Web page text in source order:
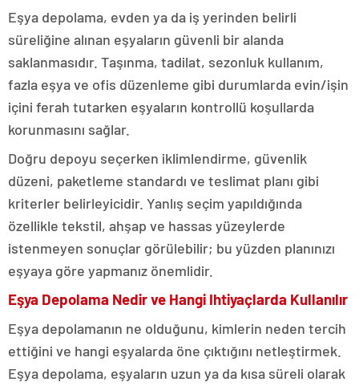
Eşya depolama, evden ya da iş yerinden belirli
süreliğine alınan eşyaların güvenli bir alanda
saklanmasıdır. Taşınma, tadilat, sezonluk kullanım,
fazla eşya ve ofis düzenleme gibi durumlarda evin/işin
içini ferah tutarken eşyaların kontrollü koşullarda
korunmasını sağlar.
Doğru depoyu seçerken iklimlendirme, güvenlik
düzeni, paketleme standardı ve teslimat planı gibi
kriterler belirleyicidir. Yanlış seçim yapıldığında
özellikle tekstil, ahşap ve hassas yüzeylerde
istenmeyen sonuçlar görülebilir; bu yüzden planınızı
eşyaya göre yapmanız önemlidir.
Eşya Depolama Nedir ve Hangi Ihtiyaçlarda Kullanılır
Eşya depolamanın ne olduğunu, kimlerin neden tercih
ettiğini ve hangi eşyalarda öne çıktığını netleştirmek.
Eşya depolama, eşyaların uzun ya da kısa süreli olarak